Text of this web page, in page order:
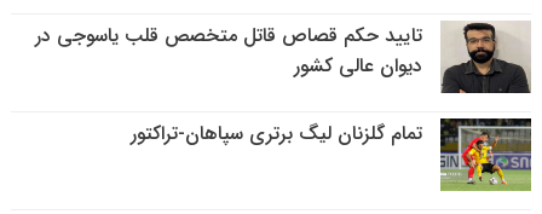
تایید حکم قصاص قاتل متخصص قلب یاسوجی در
دیوان عالی کشور
تمام گلزنان لیگ‌ برتری سپاهان-تراکتور